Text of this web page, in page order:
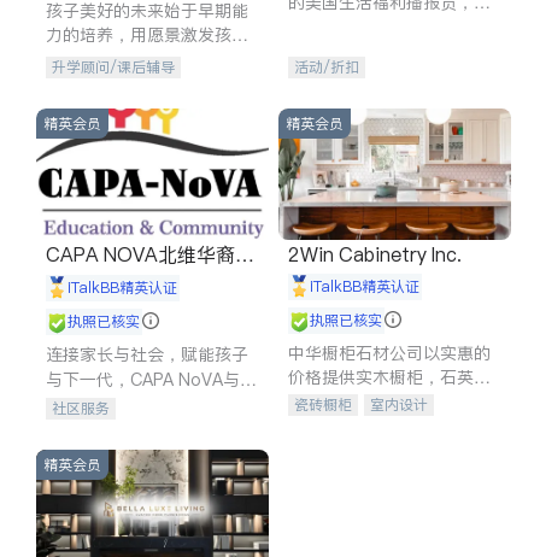
孩子美好的未来始于早期能
力的培养，用愿景激发孩子
的学习潜力和动力。理念：
石。
升学顾问/课后辅导
专属福利。
活动/折扣
精英会员
CAPA NOVA北维华裔家
长会iTalkBB精英认证
执照已核实
连接家长与社会，赋能孩子
与下一代，CAPA NoVA与您
携手建设包容、公平、充满
社区服务
精英会员
2Win Cabinetry Inc.
iTalkBB精英认证
执照已核实
中华橱柜石材公司以实惠的
价格提供实木橱柜，石英石
台面，多种优质不锈钢水
瓷砖橱柜
室内设计
精英会员